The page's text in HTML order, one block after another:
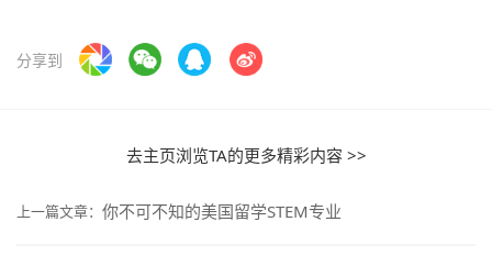
分享到
去主页浏览TA的更多精彩内容 >>
上一篇文章： 你不可不知的美国留学STEM专业